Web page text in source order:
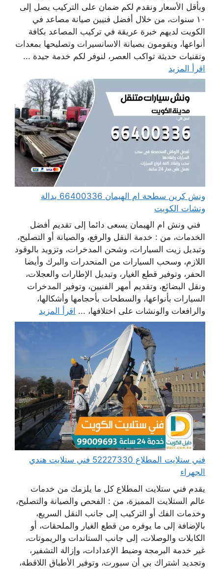
وبأقل الأسعار ونقدم لكم ضمان على التركيب يصل إلى
١٠ سنوات، من خلال أفضل فنيين صيانة مصاعد في
الكويت لديهم خبرة عريقة في تركيب المصاعد بكافة
أنواعها، ويقومون بصيانة الاسانسيرات وتصليحها بمعدات
وتقنيات حديثة تواكب العصر، لنوفر لكم خدمة جيدة ...
اقرأ المزيد
ونش كرين سطحة ام الهيمان 66400336 بدالة
ونشات الكويت
فني ونش ام الهيمان يسعى دائما إلى تقديم أفضل
الخدمات، من : خدمة النقل والرفع، والصيانة أو التصليح،
وتبديل زيت السيارات، وشحن المدخرات، وتزويد بالوقود
اللازم، وسحب السيارات من المنحدرات والبرك وأيضا
الحفر، وتوفير قطع الغيار، وتبديل الإطارات والعجلات،
ونقل البضائع، وتقديم أمهر الفنيين، وتوفير المدخرات
السيارات بأنواعها، والسطحات بأحجامها وأشكالها،
والرافعات والونشات على اختلافها، ... اقرأ المزيد
فني ستلايت المطلاع 52227330 فني ستلايت هندي
الجهراء
يقدم فني ستلايت المطلاع كل ما يلزمك من خدمات
عالم الستلايت المميزة، من : الفحص والصيانة والتصليح،
وخدمات الفك أو التركيب إلى جانب النقل السريع،
بالإضافة إلى ما يوفره من قطع الغيار والملحقات، أو
الكابلات والوصلات، إلى جانب الستاندات والريموتات،
غير خدمة البرمجة وضبط الإعدادات، وإزالة التشفير،
وتجديد اشتراك بي أن سبورت، وتوفير الأطباق اللاقطة،